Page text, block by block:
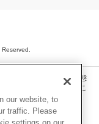
画・音声等を、手段や形態
載、ファイル化などするこ
合があります。
our website, to
traffic. Please